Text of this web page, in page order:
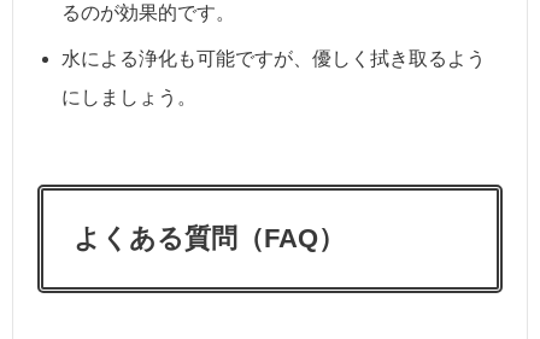
るのが効果的です。
水による浄化も可能ですが、優しく拭き取るよう
にしましょう。
よくある質問（FAQ）